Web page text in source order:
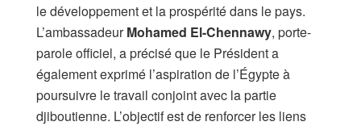
le développement et la prospérité dans le pays.
L’ambassadeurMohamed El-Chennawy, porte-
parole officiel, a précisé que le Président a
également exprimé l’aspiration de l’Égypte à
poursuivre le travail conjoint avec la partie
djiboutienne. L’objectif est de renforcer les liens